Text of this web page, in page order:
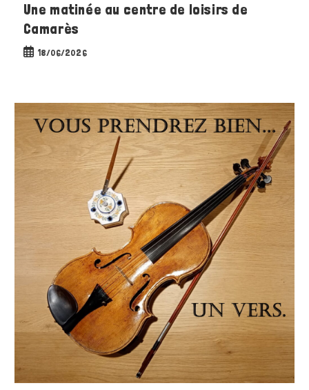
Une matinée au centre de loisirs de
Camarès
Publication
18/06/2026